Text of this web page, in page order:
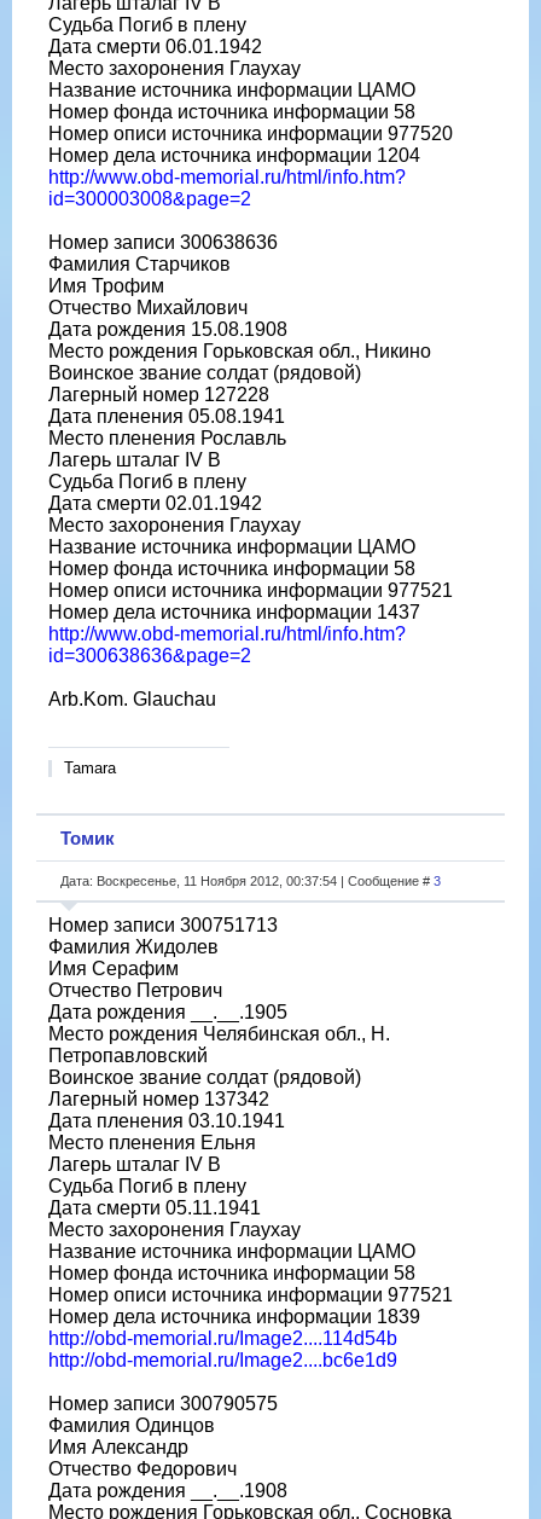
Судьба Погиб в плену
Дата смерти 06.01.1942
Место захоронения Глаухау
Название источника информации ЦАМО
Номер фонда источника информации 58
Номер описи источника информации 977520
Номер дела источника информации 1204
http://www.obd-memorial.ru/html/info.htm?
id=300003008&page=2
Номер записи 300638636
Фамилия Старчиков
Имя Трофим
Отчество Михайлович
Дата рождения 15.08.1908
Место рождения Горьковская обл., Никино
Воинское звание солдат (рядовой)
Лагерный номер 127228
Дата пленения 05.08.1941
Место пленения Рославль
Лагерь шталаг IV B
Судьба Погиб в плену
Дата смерти 02.01.1942
Место захоронения Глаухау
Название источника информации ЦАМО
Номер фонда источника информации 58
Номер описи источника информации 977521
Номер дела источника информации 1437
http://www.obd-memorial.ru/html/info.htm?
id=300638636&page=2
Arb.Kom. Glauchau
Tamara
Томик
Дата: Воскресенье, 11 Ноября 2012, 00:37:54 | Сообщение # 3
Номер записи 300751713
Фамилия Жидолев
Имя Серафим
Отчество Петрович
Дата рождения __.__.1905
Место рождения Челябинская обл., Н.
Петропавловский
Воинское звание солдат (рядовой)
Лагерный номер 137342
Дата пленения 03.10.1941
Место пленения Ельня
Лагерь шталаг IV B
Судьба Погиб в плену
Дата смерти 05.11.1941
Место захоронения Глаухау
Название источника информации ЦАМО
Номер фонда источника информации 58
Номер описи источника информации 977521
Номер дела источника информации 1839
http://obd-memorial.ru/Image2....114d54b
http://obd-memorial.ru/Image2....bc6e1d9
Номер записи 300790575
Фамилия Одинцов
Имя Александр
Отчество Федорович
Дата рождения __.__.1908
Место рождения Горьковская обл., Сосновка